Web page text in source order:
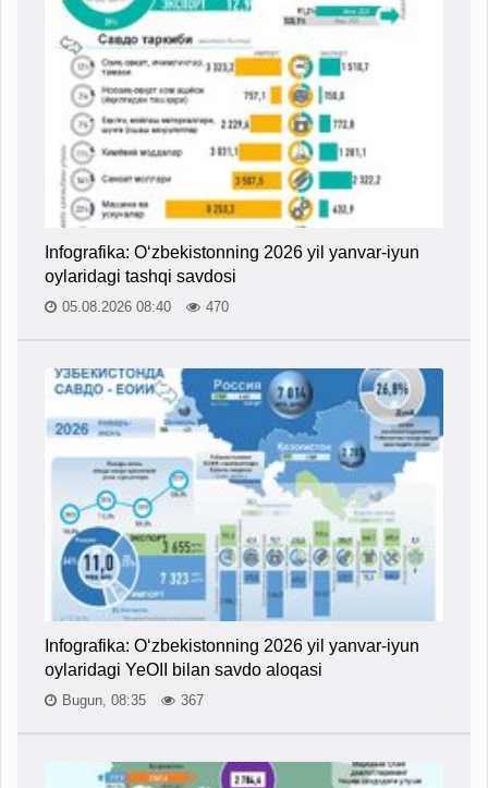
Infografika: O‘zbekistonning 2026 yil yanvar-iyun
oylaridagi tashqi savdosi
05.08.2026 08:40 470
Infografika: O‘zbekistonning 2026 yil yanvar-iyun
oylaridagi YeOII bilan savdo aloqasi
Bugun, 08:35 367